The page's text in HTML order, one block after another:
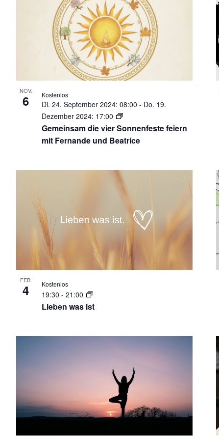
NOV.
6
Gemeinsam die vier Sonnenfeste feiern
mit Fernande und Beatrice
Di. 24. September 2024: 08:00 - Do. 19.
Dezember 2024: 17:00
Kostenlos
FEB.
4
Lieben was ist
19:30 - 21:00
Kostenlos